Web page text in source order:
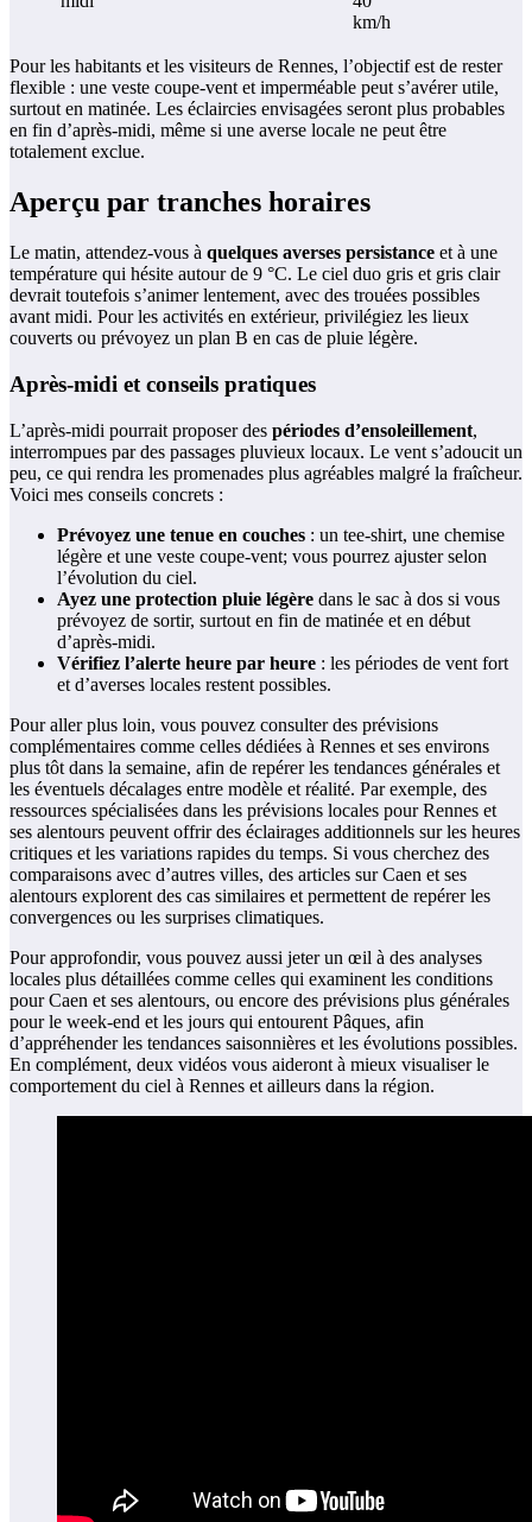
km/h
Pour les habitants et les visiteurs de Rennes, l’objectif est de rester
flexible : une veste coupe-vent et imperméable peut s’avérer utile,
surtout en matinée. Les éclaircies envisagées seront plus probables
en fin d’après-midi, même si une averse locale ne peut être
totalement exclue.
Aperçu par tranches horaires
Le matin, attendez-vous à quelques averses persistance et à une
température qui hésite autour de 9 °C. Le ciel duo gris et gris clair
devrait toutefois s’animer lentement, avec des trouées possibles
avant midi. Pour les activités en extérieur, privilégiez les lieux
couverts ou prévoyez un plan B en cas de pluie légère.
Après-midi et conseils pratiques
L’après-midi pourrait proposer des périodes d’ensoleillement,
interrompues par des passages pluvieux locaux. Le vent s’adoucit un
peu, ce qui rendra les promenades plus agréables malgré la fraîcheur.
Voici mes conseils concrets :
Prévoyez une tenue en couches : un tee-shirt, une chemise
légère et une veste coupe-vent; vous pourrez ajuster selon
l’évolution du ciel.
Ayez une protection pluie légère dans le sac à dos si vous
prévoyez de sortir, surtout en fin de matinée et en début
d’après-midi.
Vérifiez l’alerte heure par heure : les périodes de vent fort
et d’averses locales restent possibles.
Pour aller plus loin, vous pouvez consulter des prévisions
complémentaires comme celles dédiées à Rennes et ses environs
plus tôt dans la semaine, afin de repérer les tendances générales et
les éventuels décalages entre modèle et réalité. Par exemple, des
ressources spécialisées dans les prévisions locales pour Rennes et
ses alentours peuvent offrir des éclairages additionnels sur les heures
critiques et les variations rapides du temps. Si vous cherchez des
comparaisons avec d’autres villes, des articles sur Caen et ses
alentours explorent des cas similaires et permettent de repérer les
convergences ou les surprises climatiques.
Pour approfondir, vous pouvez aussi jeter un œil à des analyses
locales plus détaillées comme celles qui examinent les conditions
pour Caen et ses alentours, ou encore des prévisions plus générales
pour le week-end et les jours qui entourent Pâques, afin
d’appréhender les tendances saisonnières et les évolutions possibles.
En complément, deux vidéos vous aideront à mieux visualiser le
comportement du ciel à Rennes et ailleurs dans la région.